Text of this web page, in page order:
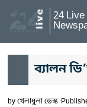
24 Live
ব্যালন
byখেলাধুলা ডেস্ক